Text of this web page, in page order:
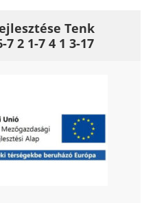
Tenk
7 2 1-7 4 1 3-17